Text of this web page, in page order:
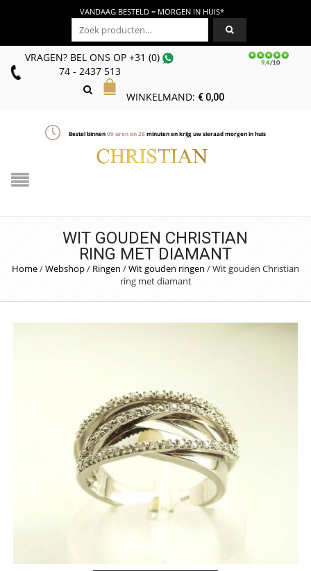
VANDAAG BESTELD = MORGEN IN HUIS*
Zoeken naar:
VRAGEN? BEL ONS OP+31 (0)
74 - 2437 513
WINKELMAND: €0,00
Bestel binnen09uren en26minuten en krijg uw sieraad morgen in huis
WIT GOUDEN CHRISTIAN
RING MET DIAMANT
Home/Webshop/ Ringen /Wit gouden ringen /Wit gouden Christian
ring met diamant